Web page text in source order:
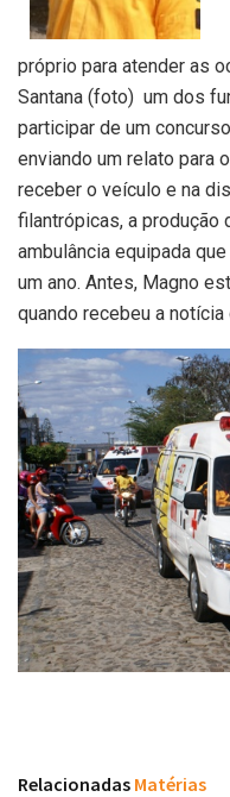
próprio para atender as
Santana (foto) um dos
participar de um
enviando um relato para
receber o veículo e na
filantrópicas, a produção
ambulância equipada
um ano. Antes, Magno
quando recebeu a
Relacionadas Matérias